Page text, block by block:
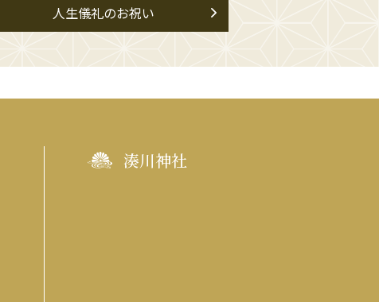
人生儀礼のお祝い
湊川神社